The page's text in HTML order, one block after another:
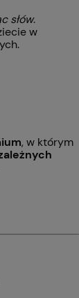
słów.
w
, w którym